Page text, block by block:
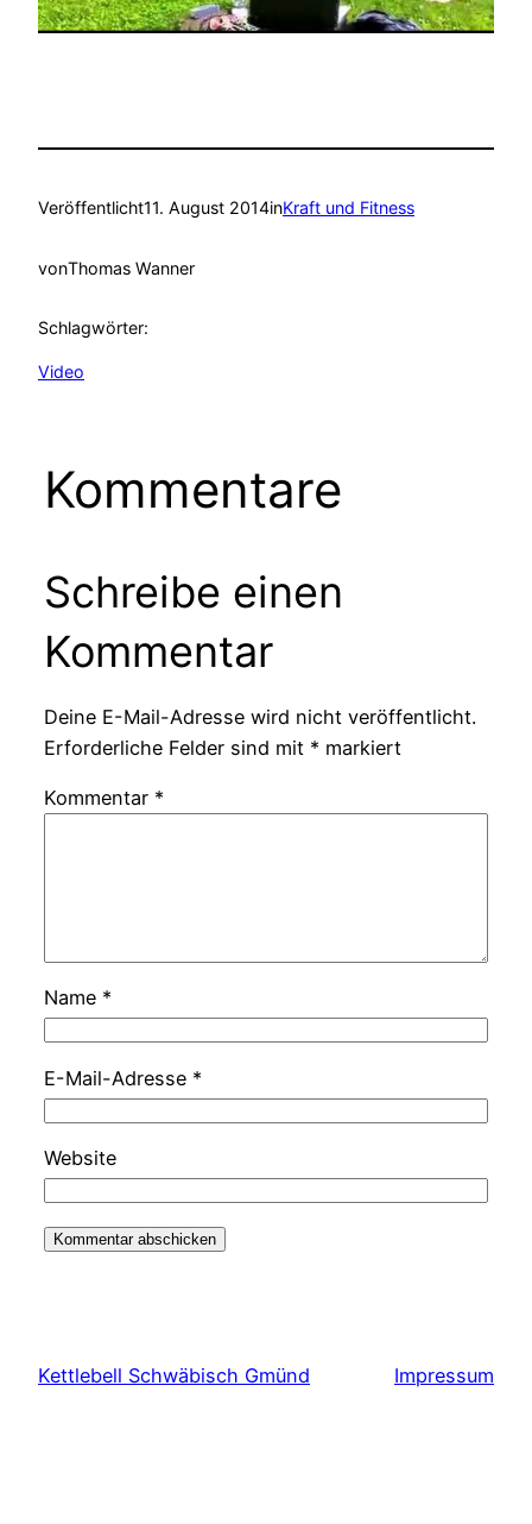
Veröffentlicht11. August 2014inKraft und Fitness
vonThomas Wanner
Schlagwörter:
Video
Kommentare
Schreibe einen
Kommentar
Deine E-Mail-Adresse wird nicht veröffentlicht.
Erforderliche Felder sind mit * markiert
Kommentar *
Name *
E-Mail-Adresse *
Website
Kettlebell Schwäbisch Gmünd Impressum